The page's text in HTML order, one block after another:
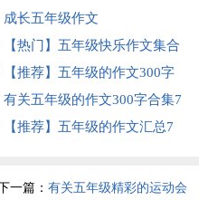
成长五年级作文
【热门】五年级快乐作文集合
篇
【推荐】五年级的作文300字
锦九篇
有关五年级的作文300字合集7
【推荐】五年级的作文汇总7
一篇： 有关五年级精彩的运动会